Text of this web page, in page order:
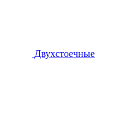
Двухстоечные